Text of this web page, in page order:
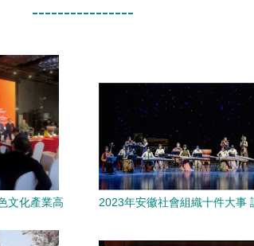
----------------
文化產業高
2023年安徽社會組織十件大事